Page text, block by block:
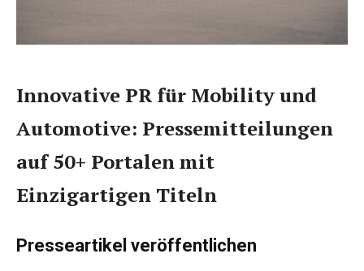
Innovative PR für Mobility und
Automotive: Pressemitteilungen
auf 50+ Portalen mit
Einzigartigen Titeln
Presseartikel veröffentlichen